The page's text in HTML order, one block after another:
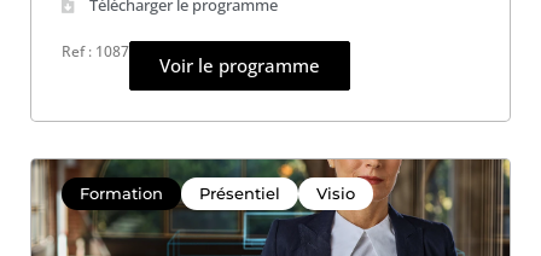
Télécharger le programme
Ref : 1087
Voir le programme
Formation Présentiel Visio